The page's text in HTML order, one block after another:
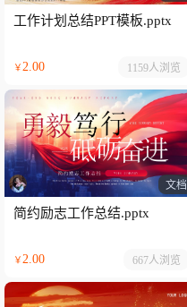
工作计划总结PPT模板.pptx
￥2.00 1159人浏览
文档
简约励志工作总结.pptx
￥2.00 667人浏览